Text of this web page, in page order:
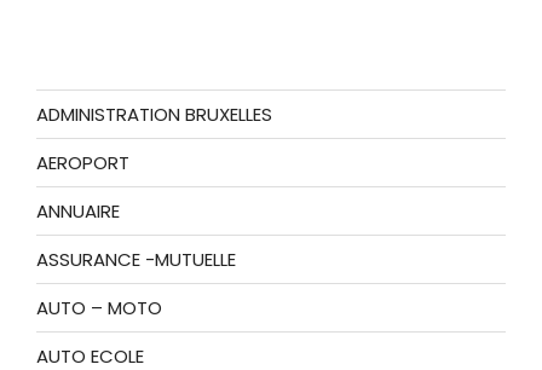
ADMINISTRATION BRUXELLES
AEROPORT
ANNUAIRE
ASSURANCE -MUTUELLE
AUTO – MOTO
AUTO ECOLE